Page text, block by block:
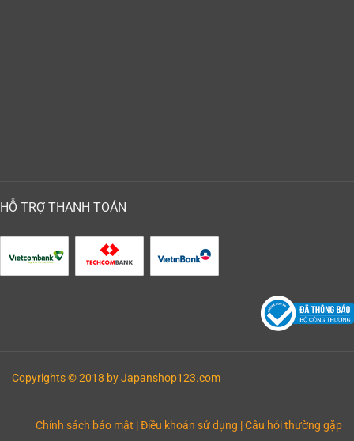
HỖ TRỢ THANH TOÁN
Copyrights © 2018 by Japanshop123.com
Chính sách bảo mật |Điều khoản sử dụng | Câu hỏi thường gặp